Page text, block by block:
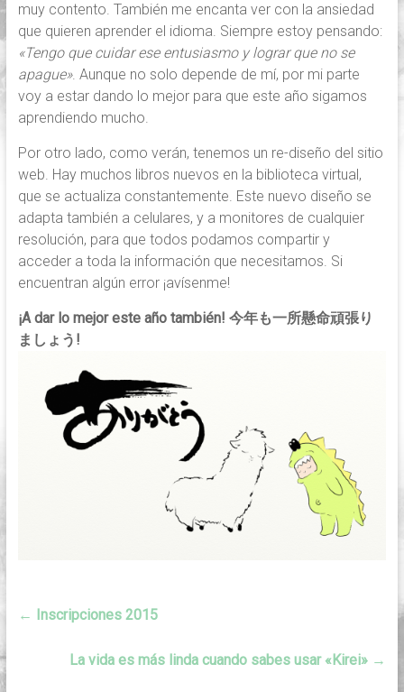
muy contento. También me encanta ver con la ansiedad
que quieren aprender el idioma. Siempre estoy pensando:
«Tengo que cuidar ese entusiasmo y lograr que no se
apague». Aunque no solo depende de mí, por mi parte
voy a estar dando lo mejor para que este año sigamos
aprendiendo mucho.
Por otro lado, como verán, tenemos un re-diseño del sitio
web. Hay muchos libros nuevos en la biblioteca virtual,
que se actualiza constantemente. Este nuevo diseño se
adapta también a celulares, y a monitores de cualquier
resolución, para que todos podamos compartir y
acceder a toda la información que necesitamos. Si
encuentran algún error ¡avísenme!
¡A dar lo mejor este año también! 今年も一所懸命頑張り
ましょう!
← Inscripciones 2015
La vida es más linda cuando sabes usar «Kirei» →